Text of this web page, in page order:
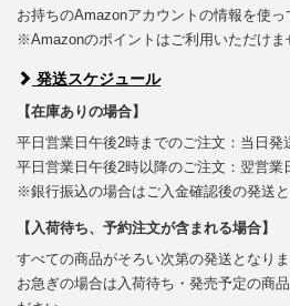
お持ちのAmazonアカウントの情報を使っ
※Amazonのポイントはご利用いただけま
発送スケジュール
【在庫ありの場合】
平日営業日午後2時までのご注文：当日発
平日営業日午後2時以降のご注文：翌営業
※銀行振込の場合はご入金確認後の発送と
【入荷待ち、予約注文が含まれる場合】
すべての商品がそろい次第の発送となりま
お急ぎの場合は入荷待ち・発売予定の商